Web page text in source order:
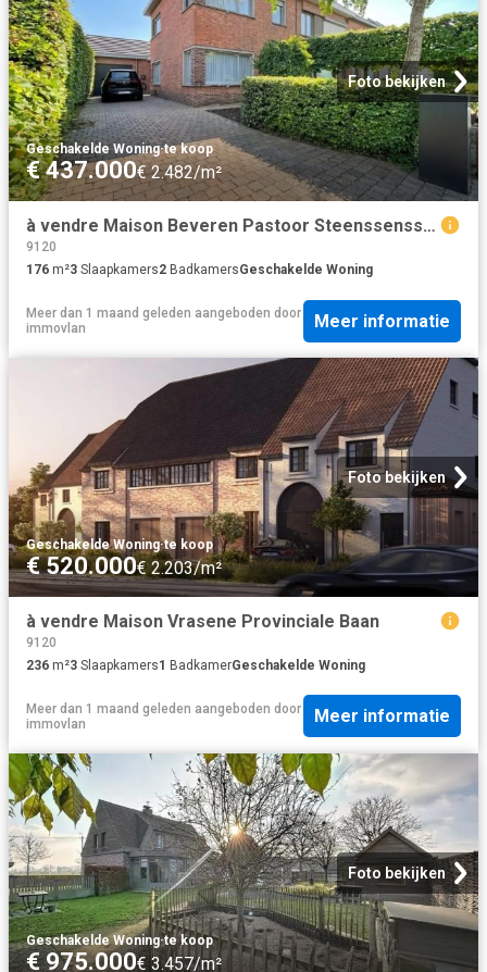
Foto bekijken
Geschakelde Woning·te koop
€ 437.000€ 2.482/m²
à vendre Maison Beveren Pastoor Steenssensstraat
9120
176 m²3 Slaapkamers2 BadkamersGeschakelde Woning
Meer dan 1 maand geleden aangeboden door
immovlan
Meer informatie
Foto bekijken
Geschakelde Woning·te koop
€ 520.000€ 2.203/m²
à vendre Maison Vrasene Provinciale Baan
9120
236 m²3 Slaapkamers1 BadkamerGeschakelde Woning
Meer dan 1 maand geleden aangeboden door
immovlan
Meer informatie
Foto bekijken
Geschakelde Woning·te koop
€ 975.000€ 3.457/m²